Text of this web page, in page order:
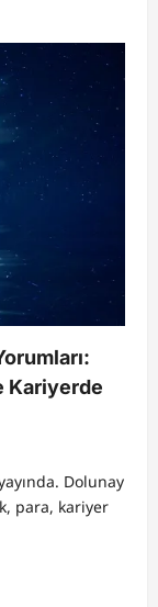
Kariyerde
Dolunay
para, kariyer